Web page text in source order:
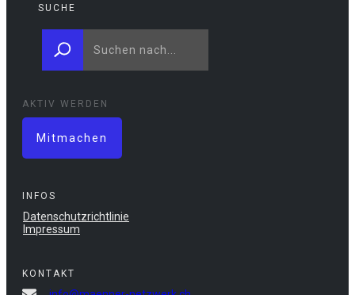
SUCHE
AKTIV WERDEN
Mitmachen
INFOS
Datenschutzrichtlinie
Impressum
KONTAKT